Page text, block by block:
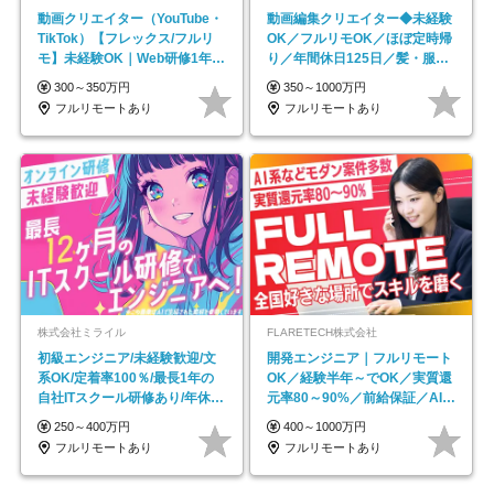
動画クリエイター（YouTube・
TikTok）【フレックス/フルリ
モ】未経験OK｜Web研修1年間
｜副業OK
300～350万円
フルリモートあり
動画編集クリエイター◆未経験
OK／フルリモOK／ほぼ定時帰
り／年間休日125日／髪・服・
ネイル自由／副業OK
350～1000万円
フルリモートあり
株式会社ミライル
初級エンジニア/未経験歓迎/文
系OK/定着率100％/最長1年の
自社ITスクール研修あり/年休
130日
250～400万円
フルリモートあり
FLARETECH株式会社
開発エンジニア｜フルリモート
OK／経験半年～でOK／実質還
元率80～90%／前給保証／AI系
など最先端案件多数
400～1000万円
フルリモートあり